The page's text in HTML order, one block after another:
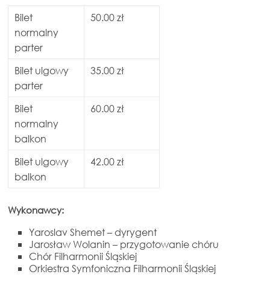
Bilet
normalny
parter
50.00 zł
Bilet ulgowy
parter
35.00 zł
Bilet
normalny
balkon
60.00 zł
Bilet ulgowy
balkon
42.00 zł
Wykonawcy:
Yaroslav Shemet – dyrygent
Jarosław Wolanin – przygotowanie chóru
Chór Filharmonii Śląskiej
Orkiestra Symfoniczna Filharmonii Śląskiej